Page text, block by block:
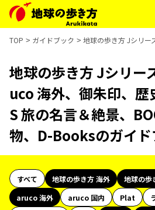
TOP ガイドブック 地球の歩き方 Jシリー
地球の歩き方 Jシリー
uco 海外、御朱印、歴
S 旅の名言＆絶景、
物、D-Booksのガイ
すべて 地球の歩き方 海外
地球の歩
aruco 海外
aruco 国内 Plat